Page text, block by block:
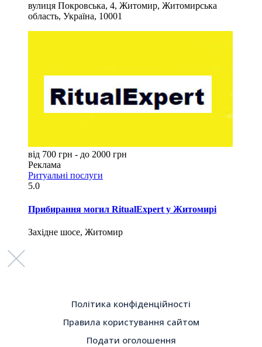
вулиця Покровська, 4, Житомир, Житомирська
область, Україна, 10001
від 700 грн - до 2000 грн
Реклама
Ритуальні послуги
5.0
Прибирання могил RitualExpert у Житомирі
Західне шосе, Житомир
Політика конфіденційності
Правила користування сайтом
Подати оголошення